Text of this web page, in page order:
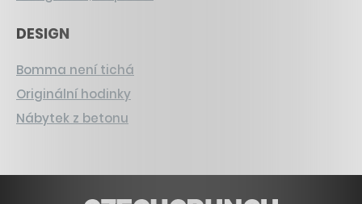
DESIGN
Bomma není tichá
Originální hodinky
Nábytek z betonu